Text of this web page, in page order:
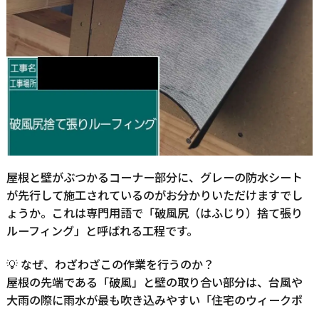
屋根と壁がぶつかるコーナー部分に、グレーの防水シート
が先行して施工されているのがお分かりいただけますでし
ょうか。これは専門用語で「破風尻（はふじり）捨て張り
ルーフィング」と呼ばれる工程です。
💡 なぜ、わざわざこの作業を行うのか？
屋根の先端である「破風」と壁の取り合い部分は、台風や
大雨の際に雨水が最も吹き込みやすい「住宅のウィークポ